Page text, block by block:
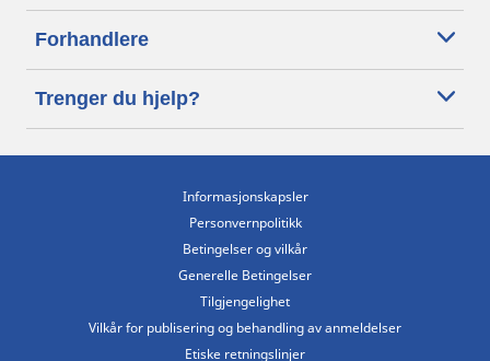
Forhandlere
Trenger du hjelp?
Informasjonskapsler
Personvernpolitikk
Betingelser og vilkår
Generelle Betingelser
Tilgjengelighet
Vilkår for publisering og behandling av anmeldelser
Etiske retningslinjer